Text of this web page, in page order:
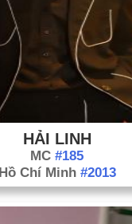
HẢI LINH
MC #185
Hồ Chí Minh #2013